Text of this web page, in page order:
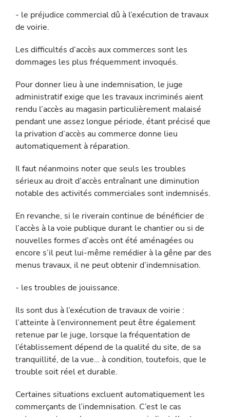
- le préjudice commercial dû à l’exécution de travaux
de voirie.
Les difficultés d’accès aux commerces sont les
dommages les plus fréquemment invoqués.
Pour donner lieu à une indemnisation, le juge
administratif exige que les travaux incriminés aient
rendu l’accès au magasin particu­lièrement malaisé
pendant une assez longue période, étant précisé que
la privation d’accès au commerce donne lieu
automatiquement à réparation.
Il faut néanmoins noter que seuls les troubles
sérieux au droit d’ac­cès entraînant une diminution
notable des activités commerciales sont indemnisés.
En revanche, si le riverain continue de bénéficier de
l’accès à la voie publique durant le chantier ou si de
nouvelles formes d’accès ont été aménagées ou
encore s’il peut lui-même remédier à la gêne par des
menus travaux, il ne peut obtenir d’indemnisation.
- les troubles de jouissance.
Ils sont dus à l’exécution de travaux de voirie :
l’atteinte à l’en­vironnement peut être également
retenue par le juge, lorsque la fréquentation de
l’établissement dépend de la qualité du site, de sa
tranquillité, de la vue… à condition, toutefois, que le
trouble soit réel et durable.
Certaines situations excluent automatiquement les
commerçants de l’indemnisation. C’est le cas